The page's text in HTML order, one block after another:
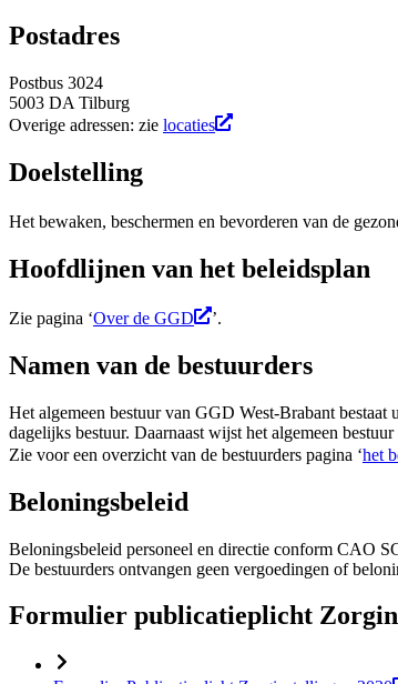
Postadres
Postbus 3024
5003 DA Tilburg
Overige adressen: zie locaties
Doelstelling
Het bewaken, beschermen en bevorderen van de
Hoofdlijnen van het beleidsplan
Zie pagina ‘Over de GGD ’.
Namen van de bestuurders
Het algemeen bestuur van GGD West-Brabant
dagelijks bestuur. Daarnaast wijst het algemeen
Zie voor een overzicht van de bestuurders pagina ‘het
Beloningsbeleid
Beloningsbeleid personeel en directie conform CAO
De bestuurders ontvangen geen vergoedingen of
Formulier publicatieplicht